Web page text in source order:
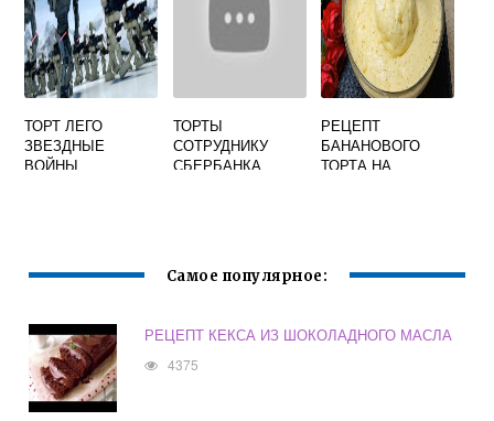
ТОРТ ЛЕГО
ЗВЕЗДНЫЕ
ВОЙНЫ
ТОРТЫ
СОТРУДНИКУ
СБЕРБАНКА
РЕЦЕПТ
БАНАНОВОГО
ТОРТА НА
Самое популярное:
РЕЦЕПТ КЕКСА ИЗ ШОКОЛАДНОГО МАСЛА
4375